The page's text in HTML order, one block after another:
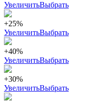
УвеличитьВыбрать
+25%
УвеличитьВыбрать
+40%
УвеличитьВыбрать
+30%
УвеличитьВыбрать